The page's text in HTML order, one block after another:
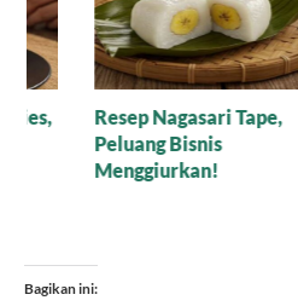
Membuat Kecap Ikan
Melalui Proses
Fermentasi